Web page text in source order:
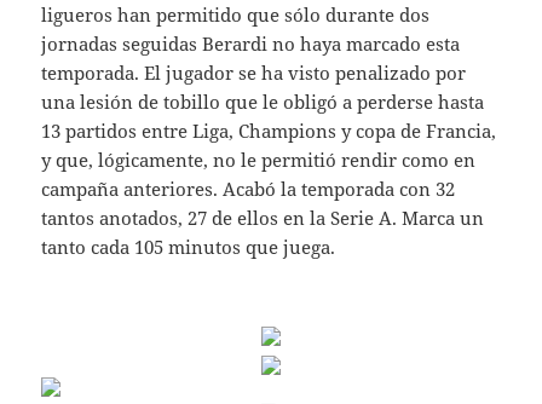
ligueros han permitido que sólo durante dos
jornadas seguidas Berardi no haya marcado esta
temporada. El jugador se ha visto penalizado por
una lesión de tobillo que le obligó a perderse hasta
13 partidos entre Liga, Champions y copa de Francia,
y que, lógicamente, no le permitió rendir como en
campaña anteriores. Acabó la temporada con 32
tantos anotados, 27 de ellos en la Serie A. Marca un
tanto cada 105 minutos que juega.